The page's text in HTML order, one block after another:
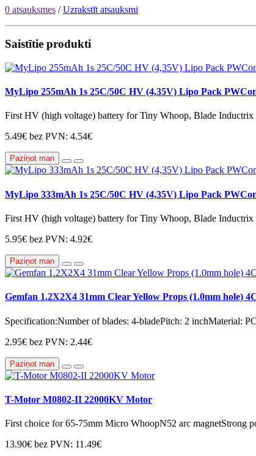
0 atsauksmes /Uzrakstīt atsauksmi
Saistītie produkti
MyLipo 255mAh 1s 25C/50C HV (4,35V) Lipo Pack
First HV (high voltage) battery for Tiny Whoop, Blade Inductrix
5.49€ bez PVN: 4.54€
Paziņot man
MyLipo 333mAh 1s 25C/50C HV (4,35V) Lipo Pack
First HV (high voltage) battery for Tiny Whoop, Blade Inductrix
5.95€ bez PVN: 4.92€
Paziņot man
Gemfan 1.2X2X4 31mm Clear Yellow Props (1.0mm hole)
Specification:Number of blades: 4-bladePitch: 2 inchMaterial:
2.95€ bez PVN: 2.44€
Paziņot man
T-Motor M0802-II 22000KV Motor
First choice for 65-75mm Micro WhoopN52 arc magnetStrong
13.90€ bez PVN: 11.49€